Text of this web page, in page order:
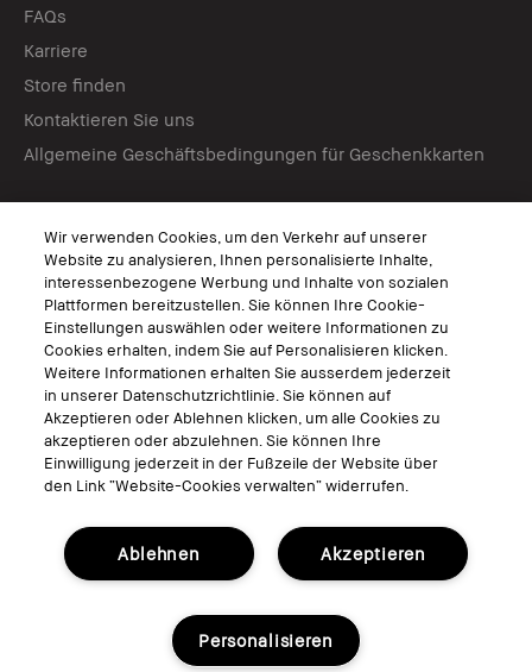
FAQs
Karriere
Store finden
Kontaktieren Sie uns
Allgemeine Geschäftsbedingungen für Geschenkkarten
Virtuelle Beratungen
Bobbi Brown Live
Virtual Try-On
Folgen
Allgemeine Geschäftsbedingungen
Nutzungsbedingungen
Datenschutzerklärung
Wir verwenden Cookies, um den Verkehr auf unserer
Website zu analysieren, Ihnen personalisierte Inhalte,
interessenbezogene Werbung und Inhalte von sozialen
Plattformen bereitzustellen. Sie können Ihre Cookie-
Einstellungen auswählen oder weitere Informationen zu
Cookies erhalten, indem Sie auf Personalisieren klicken.
Weitere Informationen erhalten Sie ausserdem jederzeit
in unserer Datenschutzrichtlinie. Sie können auf
Akzeptieren oder Ablehnen klicken, um alle Cookies zu
akzeptieren oder abzulehnen. Sie können Ihre
Einwilligung jederzeit in der Fußzeile der Website über
den Link “Website-Cookies verwalten“ widerrufen.
Akzeptieren
Ablehnen
Personalisieren